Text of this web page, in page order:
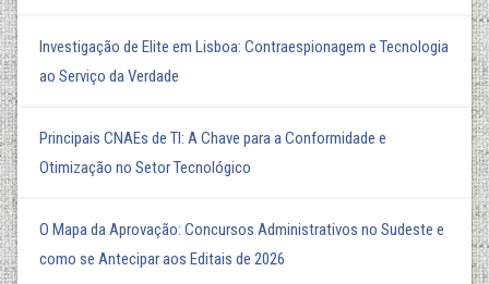
Investigação de Elite em Lisboa: Contraespionagem e Tecnologia
ao Serviço da Verdade
Principais CNAEs de TI: A Chave para a Conformidade e
Otimização no Setor Tecnológico
O Mapa da Aprovação: Concursos Administrativos no Sudeste e
como se Antecipar aos Editais de 2026